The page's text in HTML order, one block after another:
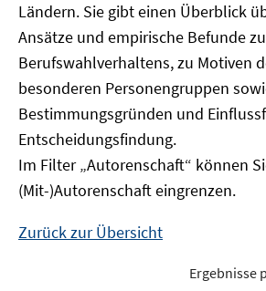
Ländern. Sie gibt einen Überblick
Ansätze und empirische Befunde
Berufswahlverhaltens, zu Motiven
besonderen Personengruppen
Bestimmungsgründen und
Entscheidungsfindung.
Im Filter „Autorenschaft“ können
(Mit-)Autorenschaft eingrenzen.
Zurück zur Übersicht
Ergebnisse